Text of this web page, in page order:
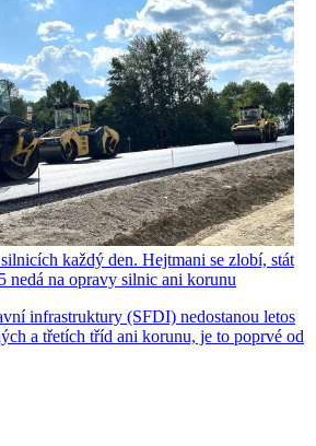
každý den. Hejtmani se zlobí, stát
nedá na opravy silnic ani korunu
infrastruktury (SFDI) nedostanou letos
a třetích tříd ani korunu, je to poprvé od